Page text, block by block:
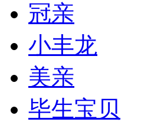
冠亲
小丰龙
美亲
毕生宝贝